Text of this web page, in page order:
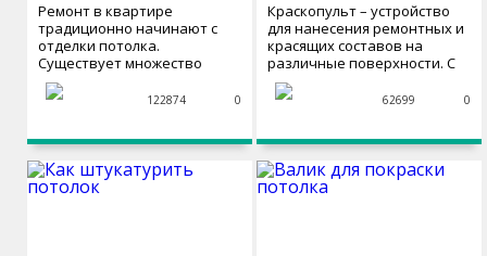
Ремонт в квартире
традиционно начинают с
отделки потолка.
Существует множество
способов придать потолку
свежий...
0
122874
Краскопульт – устройство
для нанесения ремонтных и
красящих составов на
различные поверхности. С
его...
0
62699